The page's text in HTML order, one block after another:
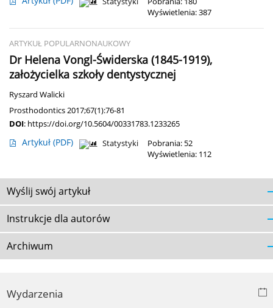
Wyświetlenia: 387
ARTYKUŁ POPULARNONAUKOWY
Dr Helena Vongl-Świderska (1845-1919),
założycielka szkoły dentystycznej
Ryszard Walicki
Prosthodontics 2017;67(1):76-81
DOI: https://doi.org/10.5604/00331783.1233265
Artykuł (PDF) Statystyki
Pobrania: 52
Wyświetlenia: 112
Wyślij swój artykuł
Instrukcje dla autorów
Archiwum
Wydarzenia